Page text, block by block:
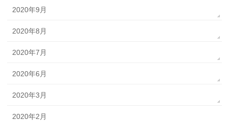
2020年9月
2020年8月
2020年7月
2020年6月
2020年3月
2020年2月